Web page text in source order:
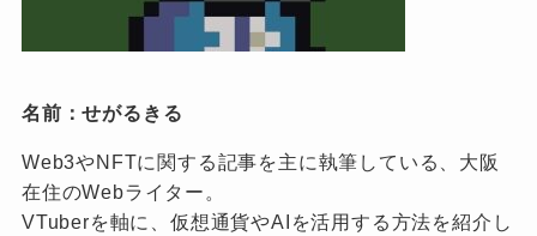
名前：せがるきる
Web3やNFTに関する記事を主に執筆している、大阪
在住のWebライター。
VTuberを軸に、仮想通貨やAIを活用する方法を紹介し